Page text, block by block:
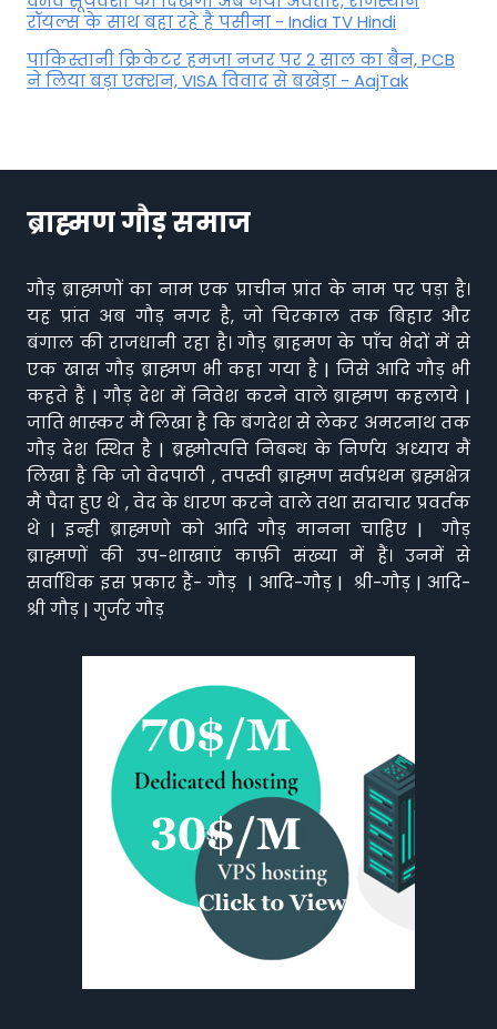
रॉयल्स के साथ बहा रहे हैं पसीना - India TV Hindi
पाकिस्तानी क्रिकेटर हमजा नजर पर 2 साल का बैन, PCB
ने ल‍िया बड़ा एक्शन, VISA व‍िवाद से बखेड़ा - AajTak
ब्राह्मण गौड़ समाज
गौड़ ब्राह्मणों का नाम एक प्राचीन प्रांत के नाम पर पड़ा है।
यह प्रांत अब गौड़ नगर है, जो चिरकाल तक बिहार और
बंगाल की राजधानी रहा है। गौड़ ब्राहमण के पाँच भेदों में से
एक खास गौड़ ब्राह्मण भी कहा गया है | जिसे आदि गौड़ भी
कहते हैं | गौड़ देश में निवेश करने वाले ब्राह्मण कहलाये |
जाति भास्कर मैं लिखा है कि बंगदेश से लेकर अमरनाथ तक
गौड़ देश स्थित है | ब्रह्मोत्पत्ति निबन्ध के निर्णय अध्याय मैं
लिखा है कि जो वेदपाठी , तपस्वी ब्राह्मण सर्वप्रथम ब्रह्मक्षेत्र
मैं पैदा हुए थे , वेद के धारण करने वाले तथा सदाचार प्रवर्तक
थे | इन्ही ब्राह्मणो को आदि गौड़ मानना चाहिए | गौड़
ब्राह्मणों की उप-शाखाएं काफ़ी संख्या में हैं। उनमें से
सर्वाधिक इस प्रकार हैं- गौड़ | आदि-गौड़ | श्री-गौड़ | आदि-
श्री गौड़ | गुर्जर गौड़